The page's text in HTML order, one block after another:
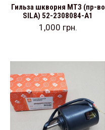
Гильза шкворня МТЗ (пр-во
SILA) 52-2308084-А1
1,000 грн.